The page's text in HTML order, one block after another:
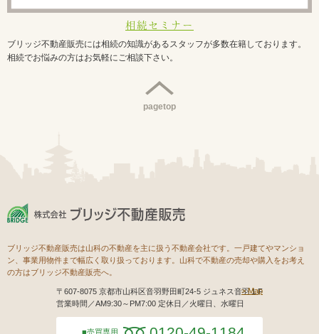
相続セミナー
ブリッジ不動産販売には相続の知識があるスタッフが多数在籍しております。
相続でお悩みの方はお気軽にご相談下さい。
pagetop
ブリッジ不動産販売は山科の不動産を主に扱う不動産会社です。一戸建てやマンショ
ン、事業用物件まで幅広く取り扱っております。山科で不動産の売却や購入をお考え
の方はブリッジ不動産販売へ。
Map
〒607-8075 京都市山科区音羽野田町24-5 ジュネス音羽１F
営業時間／AM9:30～PM7:00 定休日／火曜日、水曜日
売買専用